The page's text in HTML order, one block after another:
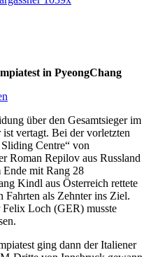
in PyeongChang
über den Gesamtsieger im
vertagt. Bei der vorletzten
Centre“ von
Roman Repilov aus Russland
Ende mit Rang 28
Kindl aus Österreich rettete
Fahrten als Zehnter ins Ziel.
Loch (GER) musste
ging dann der Italiener